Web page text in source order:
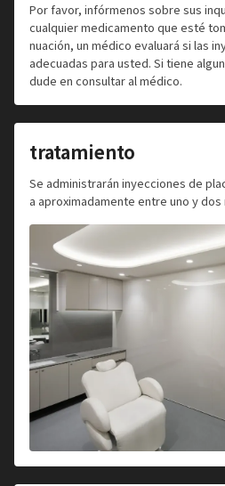
Por favor, infórmenos sobre sus
cualquier medicamento que esté
nuación, un médico evaluará si las
adecuadas para usted. Si tiene
dude en consultar al médico.
tratamiento
Se administrarán inyecciones de
a aproximadamente entre uno y dos